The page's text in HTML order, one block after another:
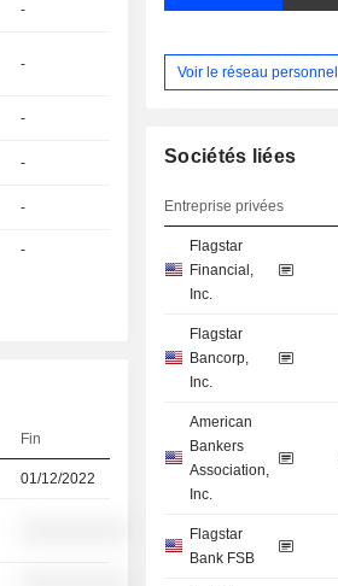
-
-
-
-
-
-
Fin
01/12/2022
Voir le réseau personnel
Sociétés liées
Entreprise privées
Flagstar
Financial,
Inc.
Flagstar
Bancorp,
Inc.
American
Bankers
Association,
Inc.
Flagstar
Bank FSB